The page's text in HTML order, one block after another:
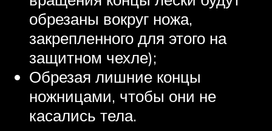
обрезаны вокруг ножа,
закрепленного для этого на
защитном чехле);
Обрезая лишние концы
ножницами, чтобы они не
касались тела.